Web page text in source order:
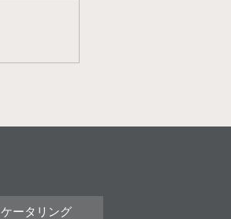
ケータリング